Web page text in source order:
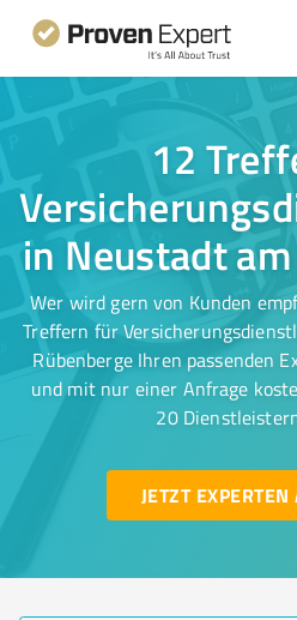
12
in Neustadt
Wer wird gern von Kunden
Treffern für
Rübenberge Ihren passenden
und mit nur einer Anfrage
20
JETZT